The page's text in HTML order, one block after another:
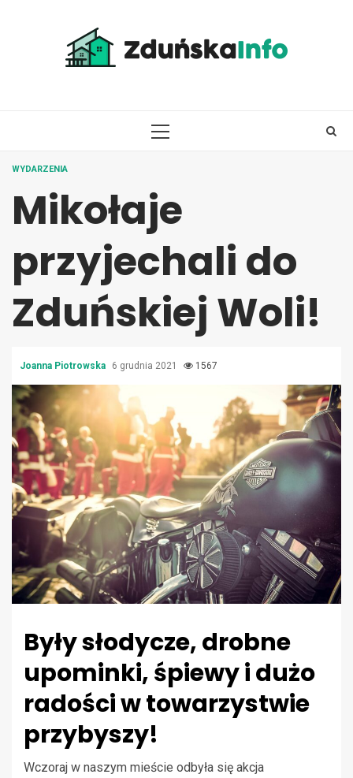
PRIMARY
WYDARZENIA
Mikołaje
przyjechali do
Zduńskiej Woli!
Joanna Piotrowska 6 grudnia 2021 1567
Były słodycze, drobne
upominki, śpiewy i dużo
radości w towarzystwie
przybyszy!
Wczoraj w naszym mieście odbyła się akcja